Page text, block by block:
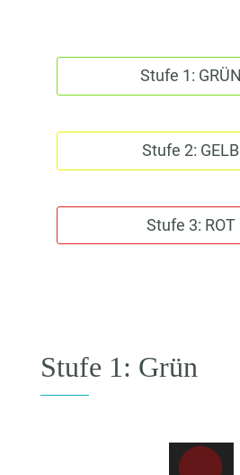
Stufe 1: GRÜN
Stufe 2: GELB
Stufe 3: ROT
Stufe 1: Grün